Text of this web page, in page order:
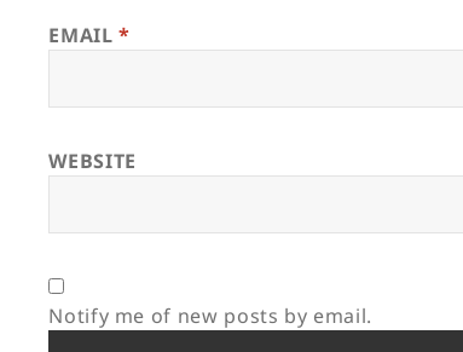
EMAIL*
WEBSITE
Notify me of new posts by email.